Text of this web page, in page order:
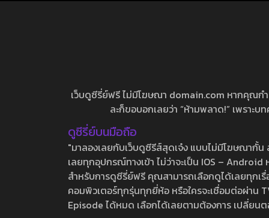
เว็บดูซีรี่ย์ฟรี ไม่มีโฆษณา domain.com หากคุณก
ละก็ขอบอกเลยว่า “ห้ามพลาด!” เพราะ
ดูซีรี่ย์บนมือถือ
"มาลองเลยกับเว็บดูซีรีส์สุดเจ๋ง แบบไม่มีโฆษณากั้
เลยทุกอุปกรณ์ทางเข้า ไม่ว่าจะเป็น IOS –
สำหรับการดูซีรี่ย์ฟรี คุณสามารถเลือกดูได้เลยทุกเ
คอมพิวเตอร์ทุกรุ่นทุกยี่ห้อ หรือใครจะเชื่อมต่อผ่าน
Episode ได้หมด เลือกได้เลยตามต้องการ เปลี่ยน